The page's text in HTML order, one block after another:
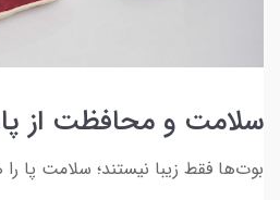
سلامت و محافظت از
بوت‌ها فقط زیبا نیستند؛ سلامت پا